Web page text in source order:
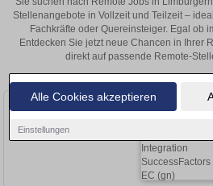
Alle Cookies akzeptieren
Einstellungen
Stellenangebote in Vollzeit und Teilzeit –
Fachkräfte oder Quereinsteiger. Egal ob
Entdecken Sie jetzt neue Chancen in Ihrer
direkt auf passende Remote-